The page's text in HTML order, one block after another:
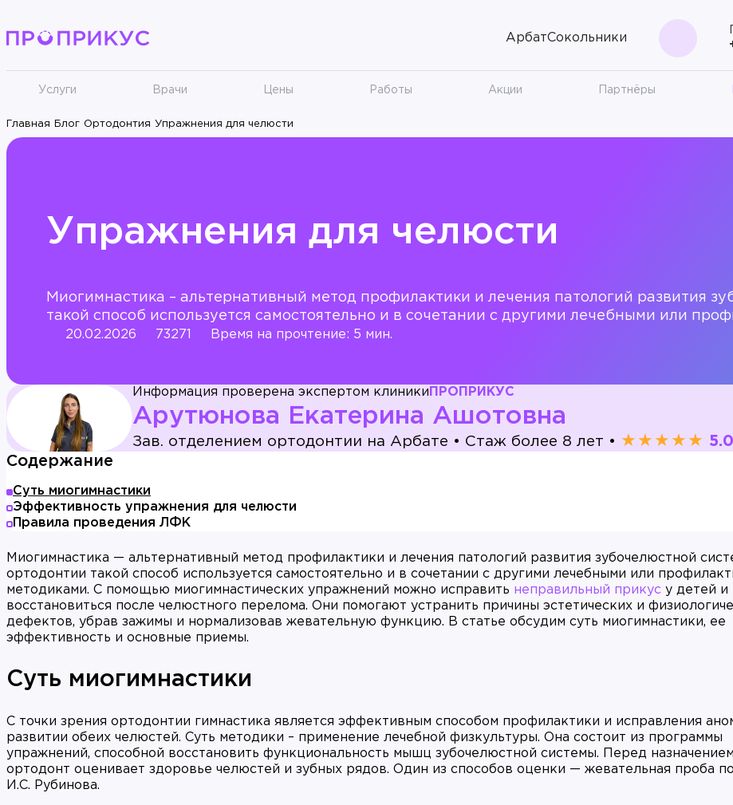
АрбатСокольники Поиск
Услуги Врачи Цены Работы Акции Партнёры
Главная Блог Ортодонтия Упражнения для челюсти
Упражнения для челюсти
Миогимнастика – альтернативный метод профилактики и лечения патологий развития
такой способ используется самостоятельно и в сочетании с другими лечебными или
20.02.2026 73271 Время на прочтение: 5 мин.
Информация проверена экспертом клиники ПРОПРИКУС
Арутюнова Екатерина Ашотовна
Зав. отделением ортодонтии на Арбате • Стаж более 8 лет • ★★★★★ 5.0
Содержание
Суть миогимнастики
Эффективность упражнения для челюсти
Правила проведения ЛФК
Миогимнастика — альтернативный метод профилактики и лечения патологий развития зубочелюстной
ортодонтии такой способ используется самостоятельно и в сочетании с другими лечебными или
методиками. С помощью миогимнастических упражнений можно исправить неправильный прикус у детей и
восстановиться после челюстного перелома. Они помогают устранить причины эстетических и
дефектов, убрав зажимы и нормализовав жевательную функцию. В статье обсудим суть миогимнастики, ее
эффективность и основные приемы.
Суть миогимнастики
С точки зрения ортодонтии гимнастика является эффективным способом профилактики и исправления
развитии обеих челюстей. Суть методики – применение лечебной физкультуры. Она состоит из программы
упражнений, способной восстановить функциональность мышц зубочелюстной системы. Перед
ортодонт оценивает здоровье челюстей и зубных рядов. Один из способов оценки — жевательная проба
И.С. Рубинова.